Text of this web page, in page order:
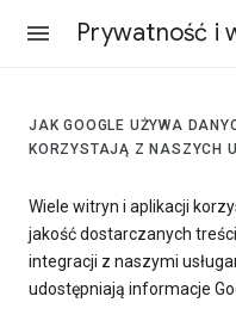
Prywatność i
JAK GOOGLE UŻYWA
KORZYSTAJĄ Z NASZYCH
Wiele witryn i aplikacji
jakość dostarczanych
integracji z naszymi
udostępniają informacje